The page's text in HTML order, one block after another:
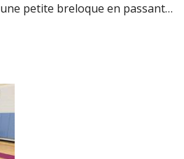
petite breloque en passant…